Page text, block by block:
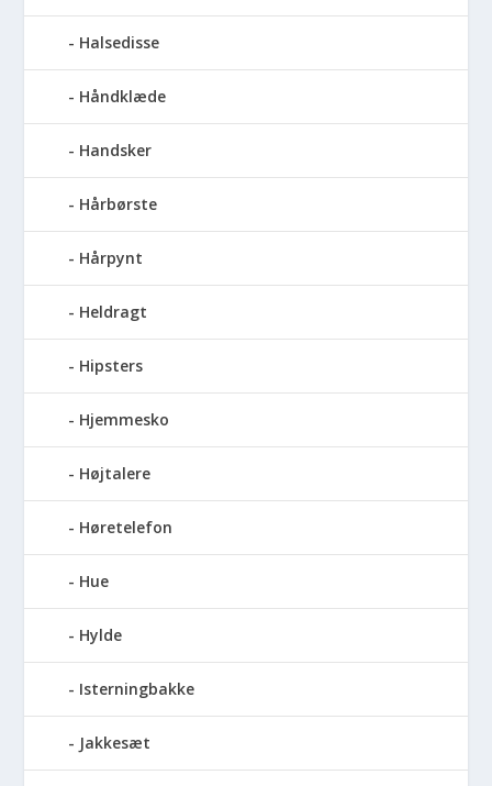
Halsedisse
Håndklæde
Handsker
Hårbørste
Hårpynt
Heldragt
Hipsters
Hjemmesko
Højtalere
Høretelefon
Hue
Hylde
Isterningbakke
Jakkesæt